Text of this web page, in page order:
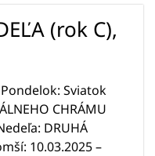
(rok C),
Sviatok
CHRÁMU
DRUHÁ
10.03.2025 –